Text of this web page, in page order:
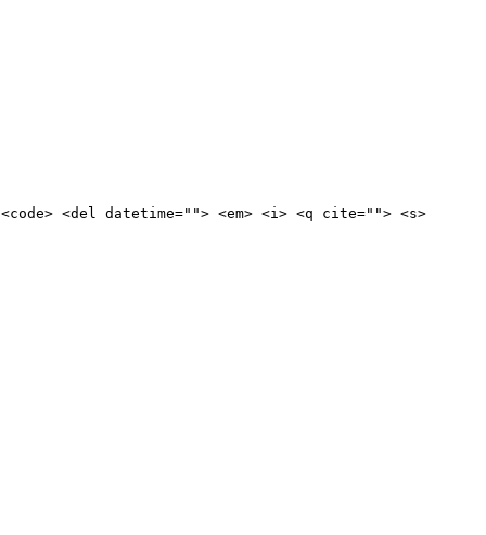
<del datetime=""> <em> <i> <q cite=""> <s>